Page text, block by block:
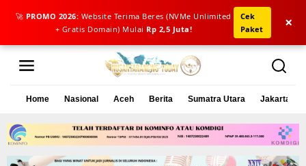
🚀 PROMO 2026: Website Terima Beres (NVMe Unlimited
+ Gratis Domain) Mulai Rp 2,5 Juta!
Cek
Paket
×
L
Home Nasional Aceh Berita Sumatra Utara Jakarta